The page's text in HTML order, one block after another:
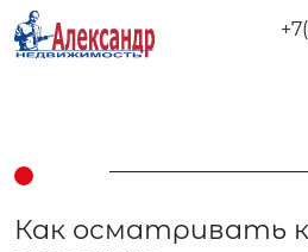
Как осматривать